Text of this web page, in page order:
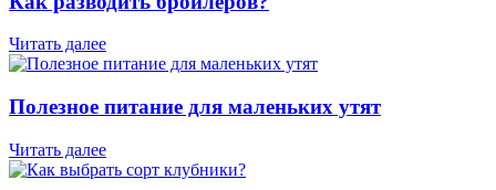
Читать далее
Полезное питание для маленьких утят
Читать далее